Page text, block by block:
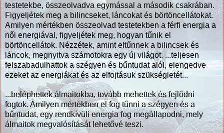
testetekbe, összeolvadva egymással a második csakrában.
Figyeljétek meg a bilincseket, láncokat és börtöncellátokat.
Amilyen mértékben összeolvad testetekben a férfi energia a
női energiával, figyeljétek meg, hogyan tűnik el
börtöncellátok. Nézzétek, amint eltűnnek a bilincsek és
láncok, megnyitva számotokra egy új világot. ...teljesen
felszabadulhattok a szégyen és bűntudat alól, elengedve
ezeket az energiákat és az elfojtásuk szükségletét...
...beléphettek álmaitokba, tovább mehettek és fejlődni
fogtok. Amilyen mértékben el fog tűnni a szégyen és a
bűntudat, egy rendkívüli energia fog megállapodni, mely
álmaitok megvalósítását lehetővé teszi.